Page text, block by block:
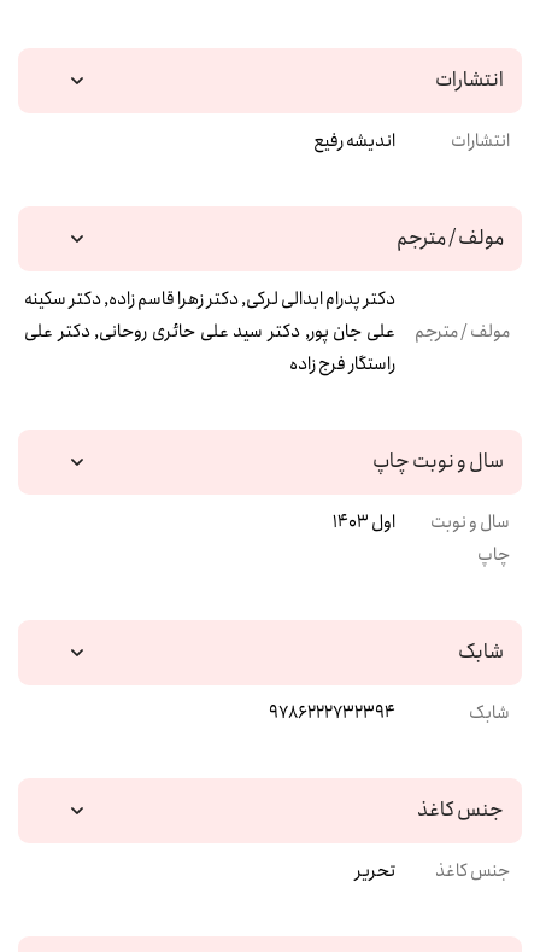
انتشارات
انتشارات اندیشه رفیع
مولف / مترجم
مولف / مترجم
دکتر پدرام ابدالی لرکی, دکتر زهرا قاسم زاده, دکتر سکینه
علی جان پور, دکتر سید علی حائری روحانی, دکتر علی
راستگار فرج زاده
سال و نوبت چاپ
سال و نوبت
چاپ
اول 1403
شابک
شابک 9786222732394
جنس کاغذ
جنس کاغذ تحریر